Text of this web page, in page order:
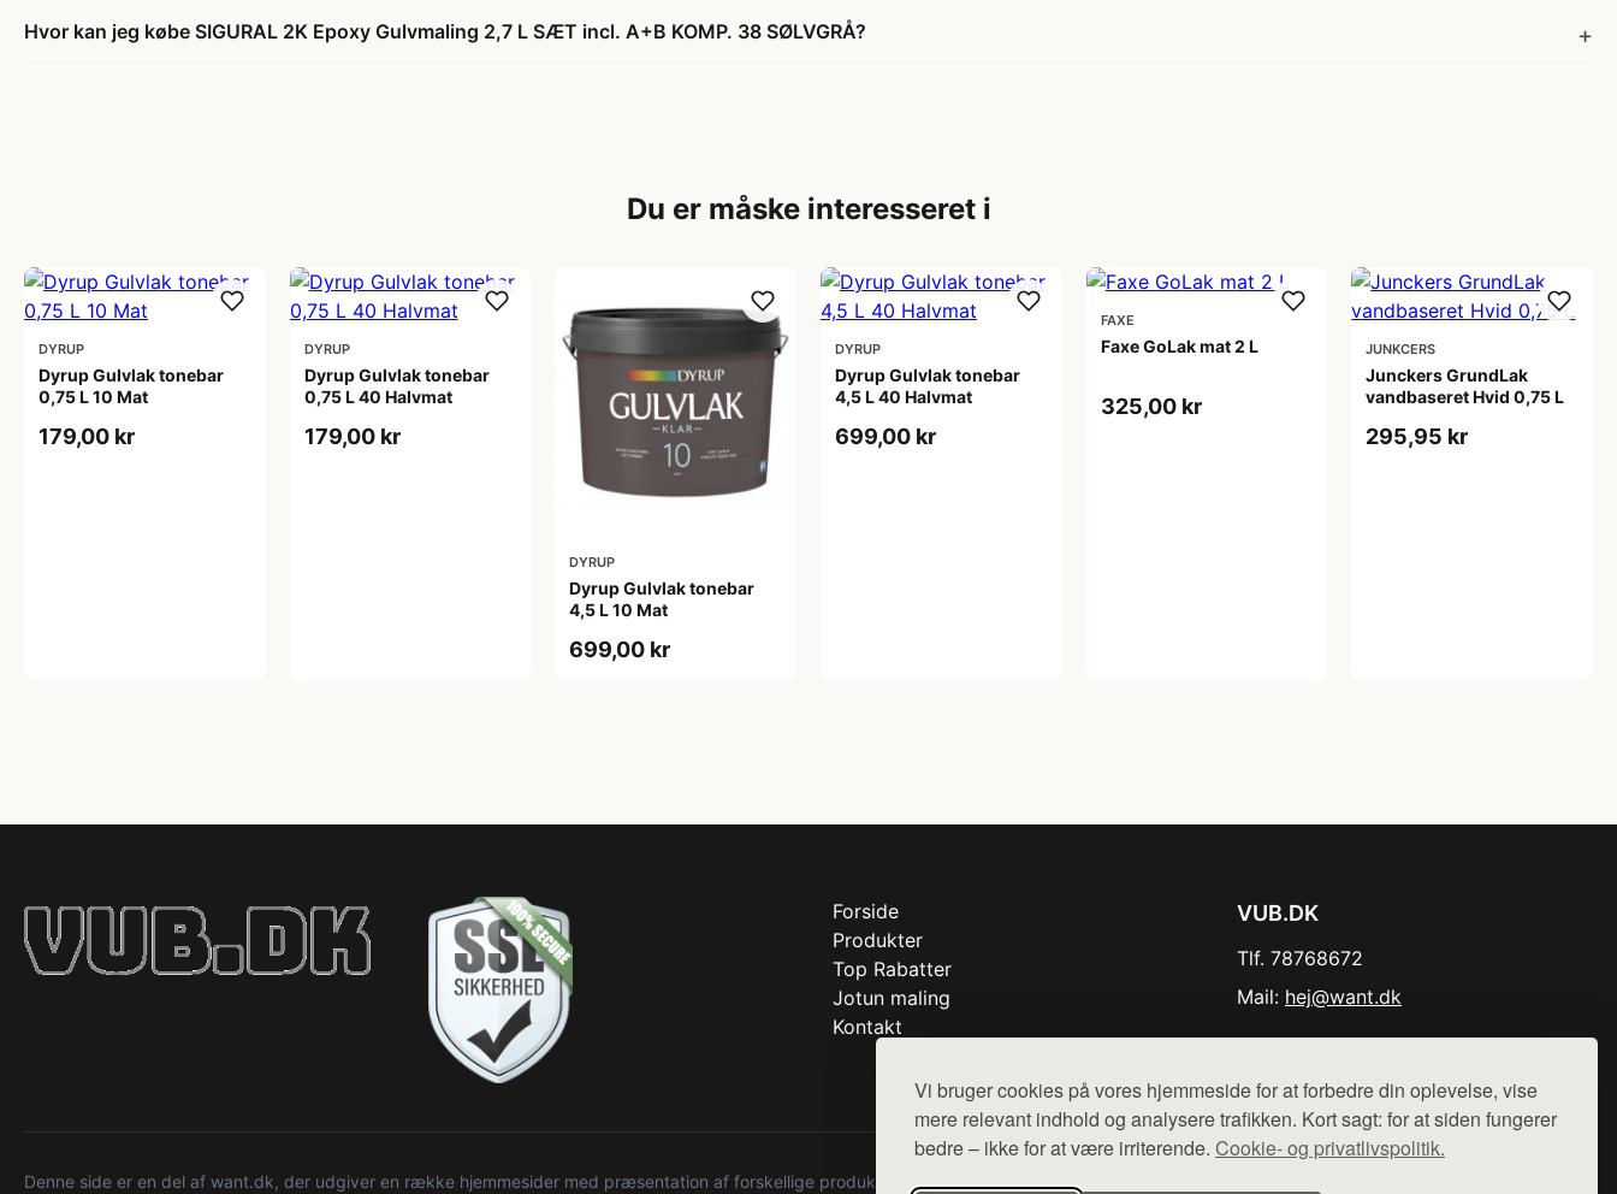
Vi bruger cookies på vores hjemmeside for at forbedre din oplevelse, vise
mere relevant indhold og analysere trafikken. Kort sagt: for at siden fungerer
bedre – ikke for at være irriterende. Cookie- og privatlivspolitik.
Hvor kan jeg købe SIGURAL 2K Epoxy Gulvmaling 2,7 L SÆT incl. A+B KOMP. 38 SØLVGRÅ?
Du er måske interesseret i
DYRUP
Dyrup Gulvlak tonebar
0,75 L 10 Mat
179,00 kr
DYRUP
Dyrup Gulvlak tonebar
0,75 L 40 Halvmat
179,00 kr
DYRUP
Dyrup Gulvlak tonebar
4,5 L 10 Mat
699,00 kr
DYRUP
Dyrup Gulvlak tonebar
4,5 L 40 Halvmat
699,00 kr
FAXE
Faxe GoLak mat 2 L
325,00 kr
JUNKCERS
Junckers GrundLak
vandbaseret Hvid 0,75 L
295,95 kr
Forside
Produkter
Top Rabatter
Jotun maling
Kontakt
VUB.DK
Tlf. 78768672
Mail: hej@want.dk
Denne side er en del af want.dk, der udgiver en række hjemmesider med præsentation af forskellige produkter fra diverse webshops. Der sælges ikke varer fra denne side - vi henviser til de shops,